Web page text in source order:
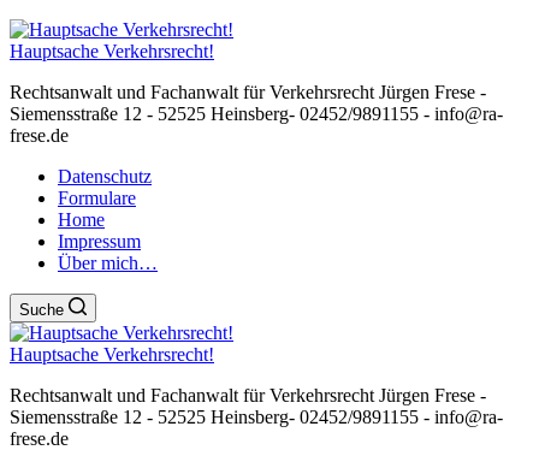
Hauptsache Verkehrsrecht!
Rechtsanwalt und Fachanwalt für Verkehrsrecht Jürgen Frese -
Siemensstraße 12 - 52525 Heinsberg- 02452/9891155 - info@ra-
frese.de
Datenschutz
Formulare
Home
Impressum
Über mich…
Suche
Hauptsache Verkehrsrecht!
Rechtsanwalt und Fachanwalt für Verkehrsrecht Jürgen Frese -
Siemensstraße 12 - 52525 Heinsberg- 02452/9891155 - info@ra-
frese.de